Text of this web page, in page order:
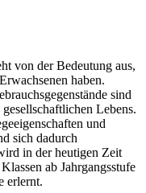
von der Bedeutung aus,
haben.
sind
Lebens.
und
sich dadurch
in der heutigen Zeit
ab Jahrgangsstufe
erlernt.